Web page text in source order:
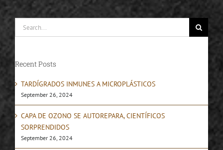
for:
Recent Posts
TARDÍGRADOS INMUNES A MICROPLÁSTICOS
September 26, 2024
CAPA DE OZONO SE AUTOREPARA, CIENTÍFICOS
SORPRENDIDOS
September 26, 2024